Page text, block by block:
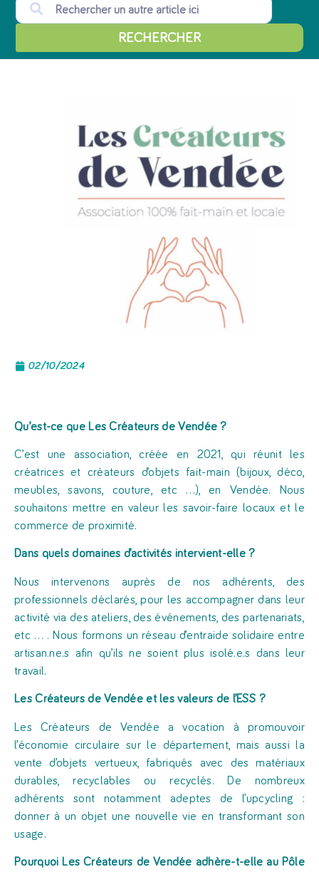
RECHERCHER
02/10/2024
Qu’est-ce que Les Créateurs de Vendée ?
C’est une association, créée en 2021, qui réunit les
créatrices et créateurs d’objets fait-main (bijoux, déco,
meubles, savons, couture, etc …), en Vendée. Nous
souhaitons mettre en valeur les savoir-faire locaux et le
commerce de proximité.
Dans quels domaines d’activités intervient-elle ?
Nous intervenons auprès de nos adhérents, des
professionnels déclarés, pour les accompagner dans leur
activité via des ateliers, des événements, des partenariats,
etc … . Nous formons un réseau d’entraide solidaire entre
artisan.ne.s afin qu’ils ne soient plus isolé.e.s dans leur
travail.
Les Créateurs de Vendée et les valeurs de l’ESS ?
Les Créateurs de Vendée a vocation à promouvoir
l’économie circulaire sur le département, mais aussi la
vente d’objets vertueux, fabriqués avec des matériaux
durables, recyclables ou recyclés. De nombreux
adhérents sont notamment adeptes de l’upcycling :
donner à un objet une nouvelle vie en transformant son
usage.
Pourquoi Les Créateurs de Vendée adhère-t-elle au Pôle